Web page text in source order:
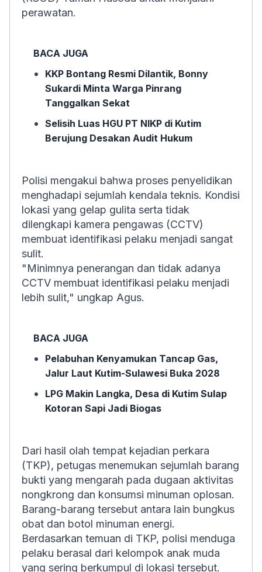
perawatan.
BACA JUGA
KKP Bontang Resmi Dilantik, Bonny
Sukardi Minta Warga Pinrang
Tanggalkan Sekat
Selisih Luas HGU PT NIKP di Kutim
Berujung Desakan Audit Hukum
Polisi mengakui bahwa proses penyelidikan
menghadapi sejumlah kendala teknis. Kondisi
lokasi yang gelap gulita serta tidak
dilengkapi kamera pengawas (CCTV)
membuat identifikasi pelaku menjadi sangat
sulit.
"Minimnya penerangan dan tidak adanya
CCTV membuat identifikasi pelaku menjadi
lebih sulit," ungkap Agus.
BACA JUGA
Pelabuhan Kenyamukan Tancap Gas,
Jalur Laut Kutim-Sulawesi Buka 2028
LPG Makin Langka, Desa di Kutim Sulap
Kotoran Sapi Jadi Biogas
Dari hasil olah tempat kejadian perkara
(TKP), petugas menemukan sejumlah barang
bukti yang mengarah pada dugaan aktivitas
nongkrong dan konsumsi minuman oplosan.
Barang-barang tersebut antara lain bungkus
obat dan botol minuman energi.
Berdasarkan temuan di TKP, polisi menduga
pelaku berasal dari kelompok anak muda
yang sering berkumpul di lokasi tersebut.